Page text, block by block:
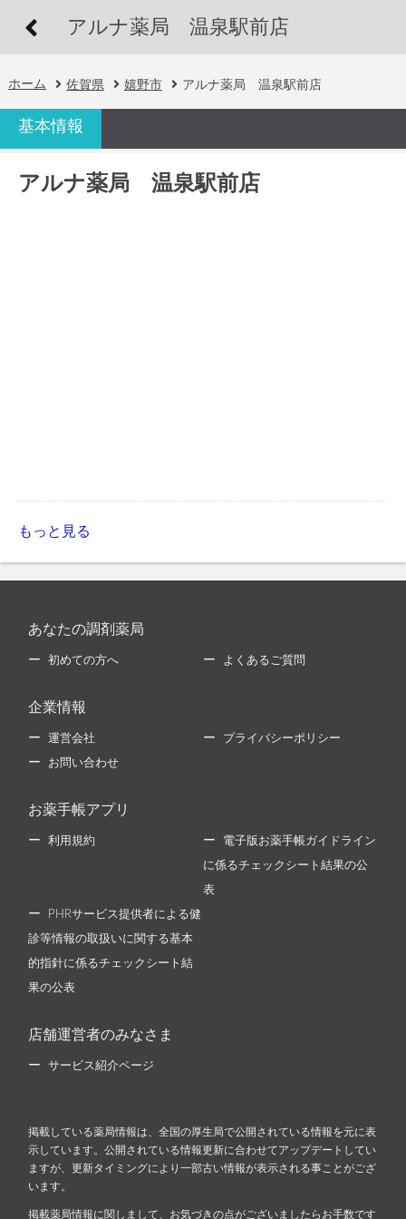
アルナ薬局 温泉駅前店
ホーム 佐賀県 嬉野市 アルナ薬局 温泉駅前店
基本情報
アルナ薬局 温泉駅前店
もっと見る
あなたの調剤薬局
初めての方へ よくあるご質問
企業情報
運営会社 プライバシーポリシー
お問い合わせ
お薬手帳アプリ
利用規約 電子版お薬手帳ガイドライン
に係るチェックシート結果の公
表
PHRサービス提供者による健
診等情報の取扱いに関する基本
的指針に係るチェックシート結
果の公表
店舗運営者のみなさま
サービス紹介ページ
掲載している薬局情報は、全国の厚生局で公開されている情報を元に表
示しています。公開されている情報更新に合わせてアップデートしてい
ますが、更新タイミングにより一部古い情報が表示される事ことがござ
います。
掲載薬局情報に関しまして、お気づきの点がございましたらお手数です